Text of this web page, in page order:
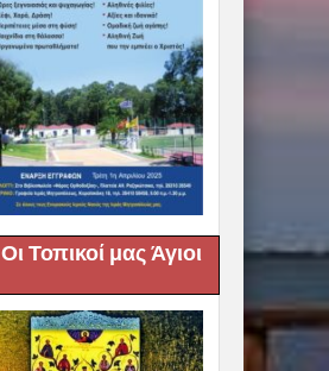
Οι Τοπικοί μας Άγιοι